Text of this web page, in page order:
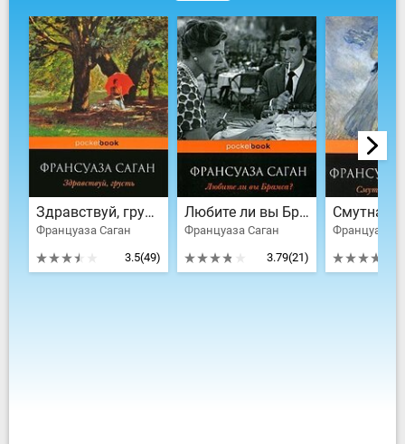
Здравствуй, грусть
Француаза Саган
3.5(49)
Любите ли вы Брамса?
Француаза Саган
3.79(21)
Смутная
Француаза